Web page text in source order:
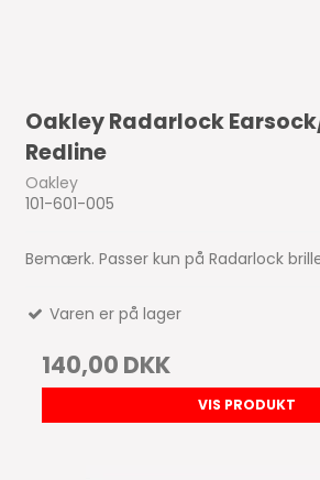
Oakley Radarlock
Redline
Oakley
101-601-005
Bemærk. Passer kun på Radarlock
Varen er på lager
140,00 DKK
VIS PRODUKT